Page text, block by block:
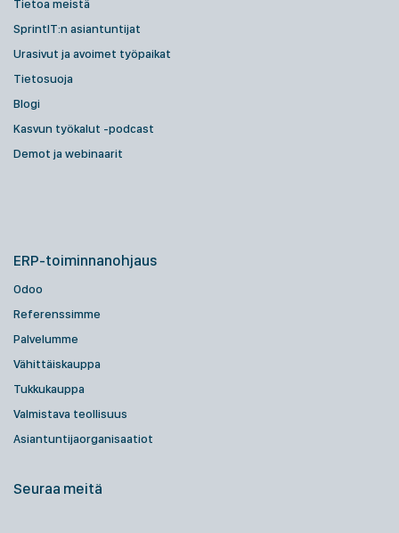
Tietoa meistä
SprintIT:n asiantuntijat
Urasivut ja avoimet työpaikat
Tietosuoja
Blogi
Kasvun työkalut -podcast
Demot ja webinaarit
ERP-toiminnanohjaus
Odoo
Referenssimme
Palvelumme
Vähittäiskauppa
Tukkukauppa
Valmistava teollisuus
Asiantuntijaorganisaatiot
Seuraa meitä